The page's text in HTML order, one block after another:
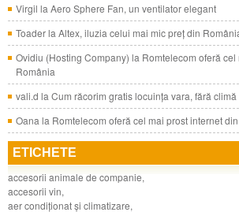
Virgil la Aero Sphere Fan, un ventilator elegant
Toaderla Altex, iluzia celui mai mic preţ din
Ovidiu (Hosting Company) la Romtelecom oferă
România
vali.d la Cum răcorim gratis locuinţa vara, fără climă
Oana la Romtelecom oferă cel mai prost internet
ETICHETE
accesorii animale de companie,
accesorii vin,
aer condiţionat şi climatizare,